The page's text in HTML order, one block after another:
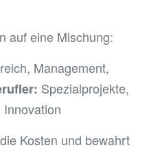
auf eine Mischung:
Management,
Spezialprojekte,
Kosten und bewahrt